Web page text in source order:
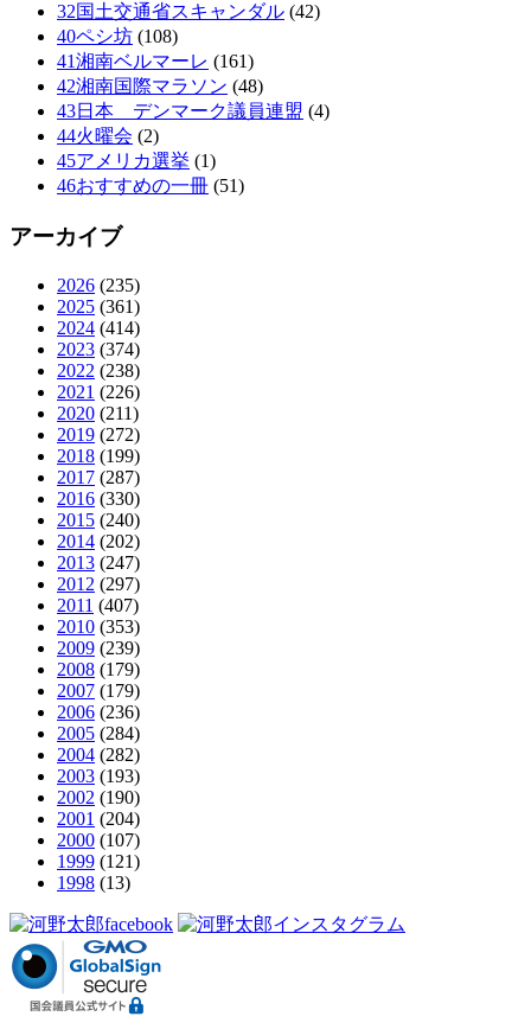
32国土交通省スキャンダル (42)
40ペシ坊 (108)
41湘南ベルマーレ (161)
42湘南国際マラソン (48)
43日本 デンマーク議員連盟 (4)
44火曜会 (2)
45アメリカ選挙 (1)
46おすすめの一冊 (51)
アーカイブ
2026 (235)
2025 (361)
2024 (414)
2023 (374)
2022 (238)
2021 (226)
2020 (211)
2019 (272)
2018 (199)
2017 (287)
2016 (330)
2015 (240)
2014 (202)
2013 (247)
2012 (297)
2011 (407)
2010 (353)
2009 (239)
2008 (179)
2007 (179)
2006 (236)
2005 (284)
2004 (282)
2003 (193)
2002 (190)
2001 (204)
2000 (107)
1999 (121)
1998 (13)